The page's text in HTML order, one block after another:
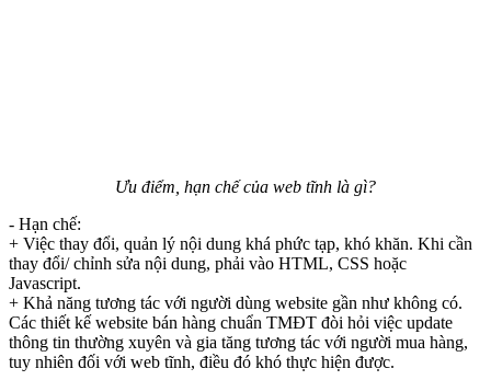
Ưu điểm, hạn chế của web tĩnh là gì?
- Hạn chế:
+ Việc thay đổi, quản lý nội dung khá phức tạp, khó khăn. Khi cần
thay đổi/ chỉnh sửa nội dung, phải vào HTML, CSS hoặc
Javascript.
+ Khả năng tương tác với người dùng website gần như không có.
Các thiết kế website bán hàng chuẩn TMĐT đòi hỏi việc update
thông tin thường xuyên và gia tăng tương tác với người mua hàng,
tuy nhiên đối với web tĩnh, điều đó khó thực hiện được.